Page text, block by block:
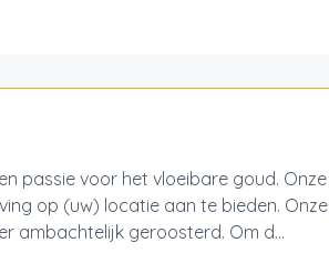
passie voor het vloeibare goud. Onze
op (uw) locatie aan te bieden. Onze
ambachtelijk geroosterd. Om d...